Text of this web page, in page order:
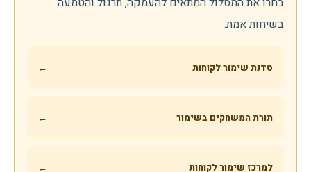
בשיחות אמת.
סדנת שימור לקוחות ←
תורת המשחקים בשימור ←
למרכז שימור לקוחות ←